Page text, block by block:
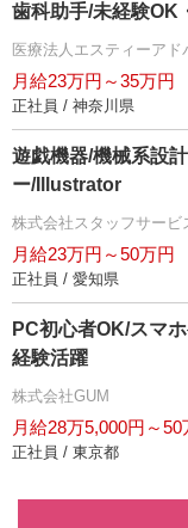
歯科助手/未経験OK
医療法人エスティーア
月給23万円～35万円
正社員 / 神奈川県
遊戯機器/機械系設
ー/Illustrator
株式会社スタッフサービ
月給23万円～50万円
正社員 / 愛知県
PC初心者OK/スマ
経験活躍
株式会社GUM
月給28万5,000円～50
正社員 / 東京都